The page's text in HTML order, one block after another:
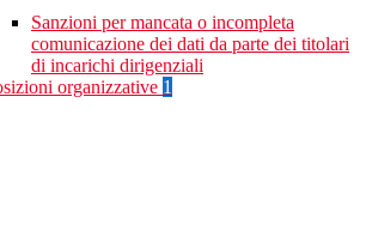
Sanzioni per mancata o incompleta
comunicazione dei dati da parte dei titolari
di incarichi dirigenziali
organizzative 1